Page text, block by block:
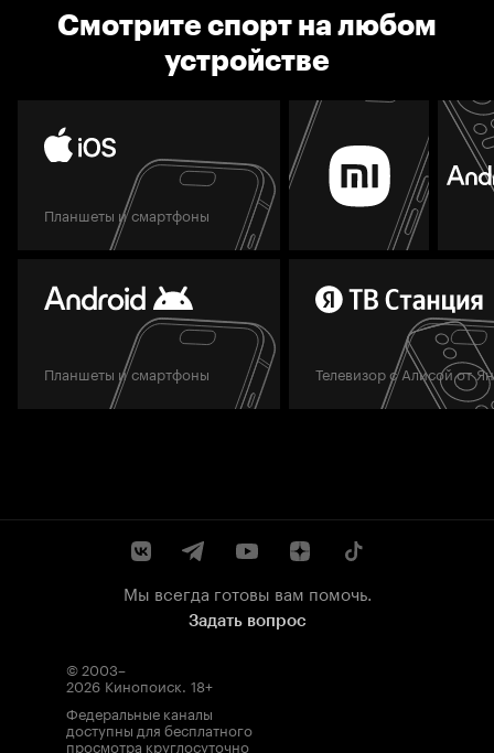
Смотрите спорт на любом
устройстве
Планшеты и смартфоны
Планшеты и смартфоны Телевизор с Алисой от
Мы всегда готовы вам помочь.
Задать вопрос
© 2003–
2026 Кинопоиск. 18+
Федеральные каналы
доступны для бесплатного
просмотра круглосуточно